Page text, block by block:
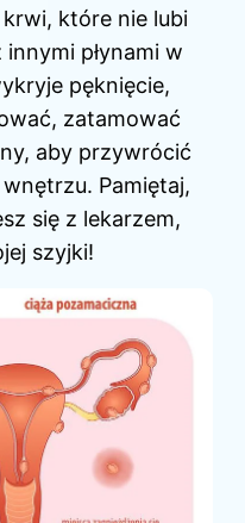
krwi, które nie lubi
płynami w
pęknięcie,
zatamować
aby przywrócić
Pamiętaj,
się z lekarzem,
szyjki!